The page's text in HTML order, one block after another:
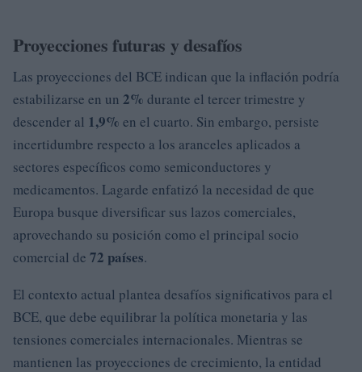
Proyecciones futuras y desafíos
Las proyecciones del BCE indican que la inflación podría
estabilizarse en un 2% durante el tercer trimestre y
descender al 1,9% en el cuarto. Sin embargo, persiste
incertidumbre respecto a los aranceles aplicados a
sectores específicos como semiconductores y
medicamentos. Lagarde enfatizó la necesidad de que
Europa busque diversificar sus lazos comerciales,
aprovechando su posición como el principal socio
comercial de 72 países.
El contexto actual plantea desafíos significativos para el
BCE, que debe equilibrar la política monetaria y las
tensiones comerciales internacionales. Mientras se
mantienen las proyecciones de crecimiento, la entidad